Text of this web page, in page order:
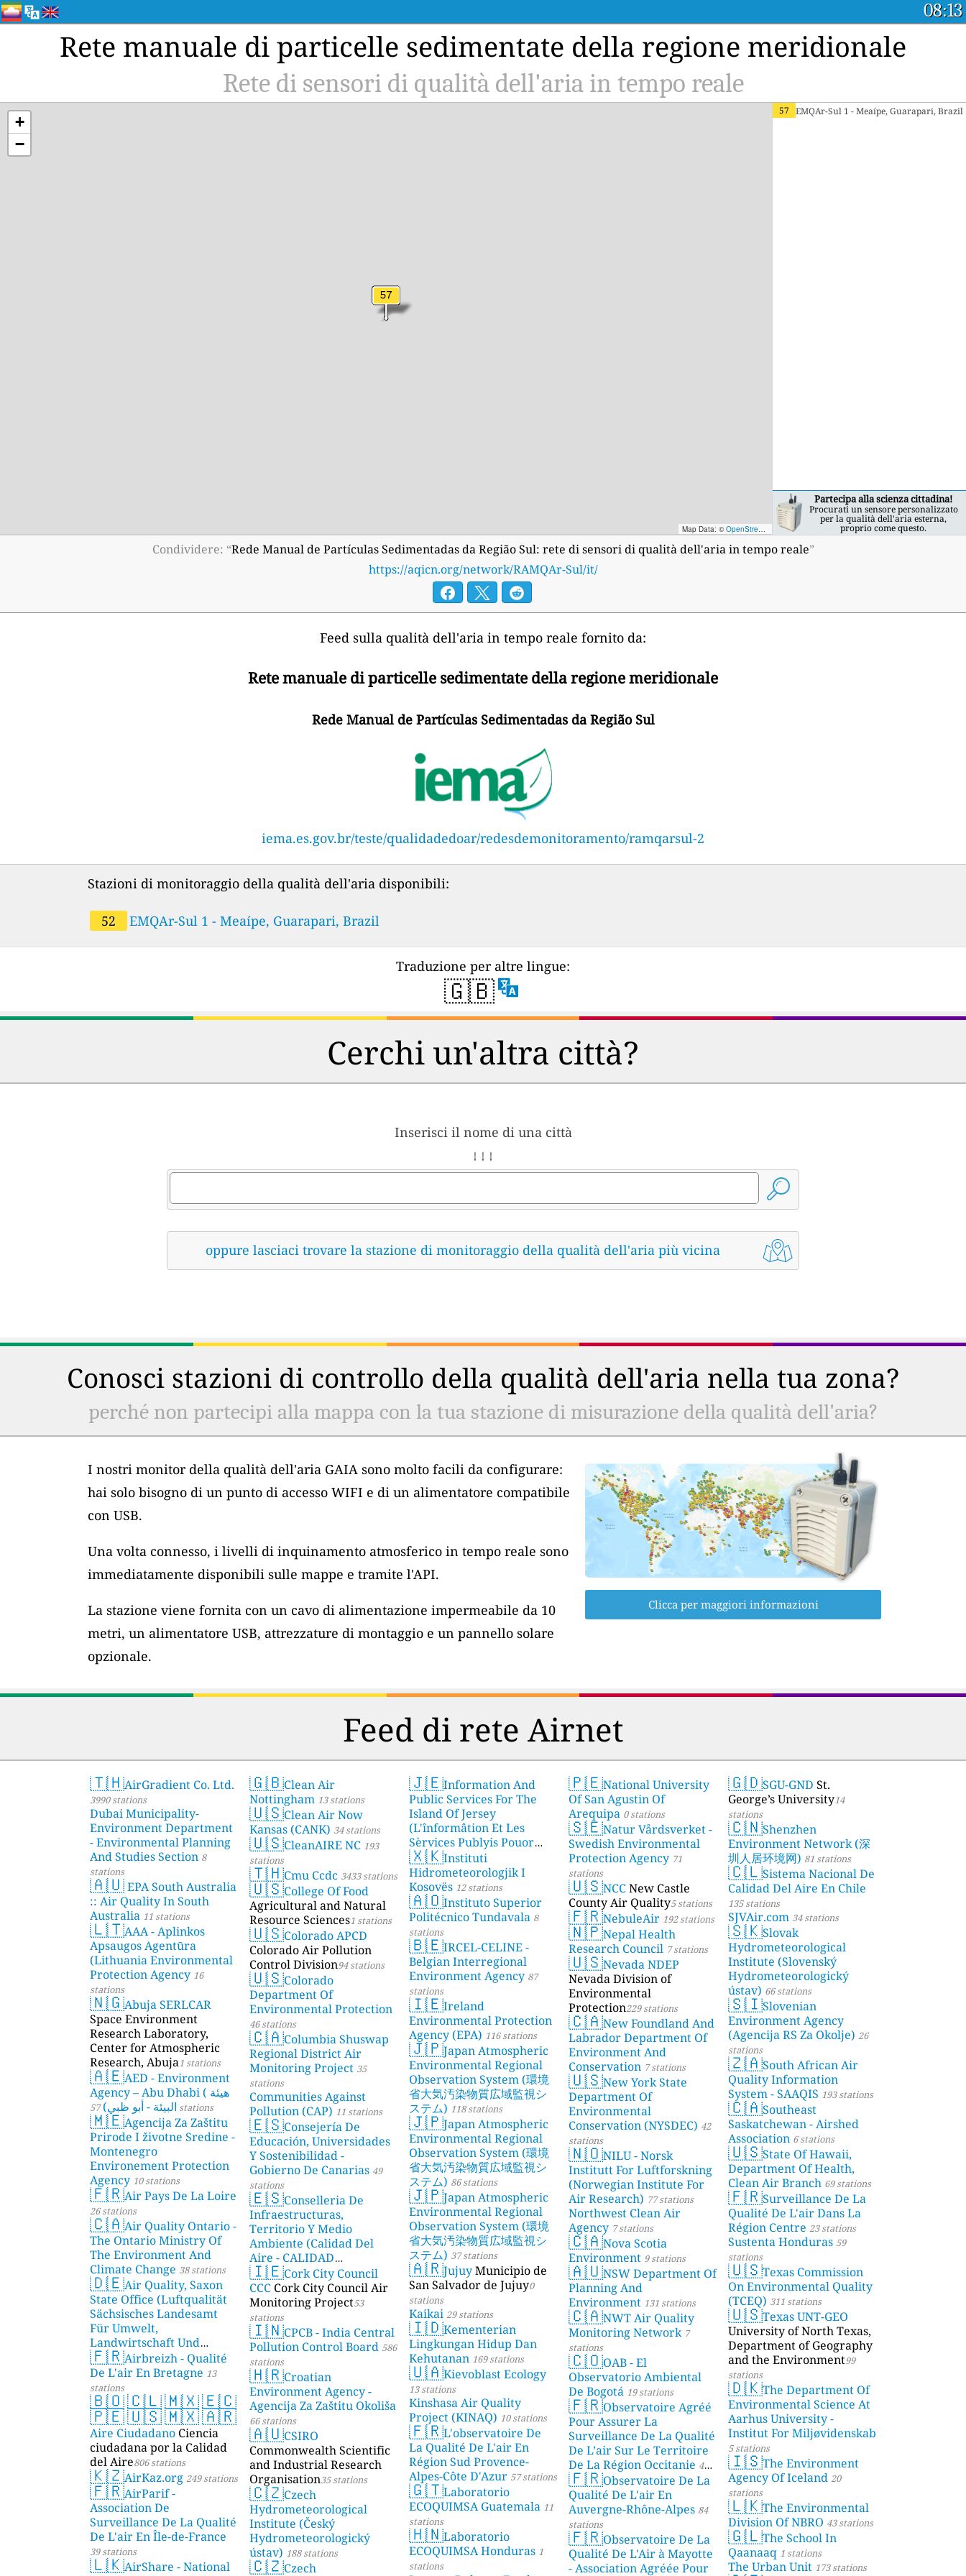
08:13
Rete manuale di particelle sedimentate della regione meridionale
Rete di sensori di qualità dell'aria in tempo reale
+
−
Map Data: © OpenStreetMap contributors ; Map render © Tracestrack
57 EMQAr-Sul 1 - Meaípe, Guarapari, Brazil
Partecipa alla scienza cittadina!
Procurati un sensore personalizzato
per la qualità dell'aria esterna,
proprio come questo.
Condividere: “Rede Manual de Partículas Sedimentadas da Região Sul: rete di sensori di qualità dell'aria in tempo reale”
https://aqicn.org/network/RAMQAr-Sul/it/
Feed sulla qualità dell'aria in tempo reale fornito da:
Rete manuale di particelle sedimentate della regione meridionale
Rede Manual de Partículas Sedimentadas da Região Sul
iema.es.gov.br/teste/qualidadedoar/redesdemonitoramento/ramqarsul-2
Stazioni di monitoraggio della qualità dell'aria disponibili:
52 EMQAr-Sul 1 - Meaípe, Guarapari, Brazil
Traduzione per altre lingue:
🇬🇧
Cerchi un'altra città?
Inserisci il nome di una città
↓ ↓ ↓
oppure lasciaci trovare la stazione di monitoraggio della qualità dell'aria più vicina
Conosci stazioni di controllo della qualità dell'aria nella tua zona?
perché non partecipi alla mappa con la tua stazione di misurazione della qualità dell'aria?
I nostri monitor della qualità dell'aria GAIA sono molto facili da configurare:
hai solo bisogno di un punto di accesso WIFI e di un alimentatore compatibile
con USB.
Una volta connesso, i livelli di inquinamento atmosferico in tempo reale sono
immediatamente disponibili sulle mappe e tramite l'API.
La stazione viene fornita con un cavo di alimentazione impermeabile da 10
metri, un alimentatore USB, attrezzature di montaggio e un pannello solare
opzionale.
Clicca per maggiori informazioni
Feed di rete Airnet
🇹🇭AirGradient Co. Ltd.
3990 stations
Dubai Municipality-
Environment Department
- Environmental Planning
And Studies Section 8
stations
🇦🇺EPA South Australia
:: Air Quality In South
Australia 11 stations
🇱🇹AAA - Aplinkos
Apsaugos Agentūra
(Lithuania Environmental
Protection Agency 16
stations
🇳🇬Abuja SERLCAR
Space Environment
Research Laboratory,
Center for Atmospheric
Research, Abuja1 stations
🇦🇪AED - Environment
Agency – Abu Dhabi ( هيئة
البيئة - أبو ظبي) 57 stations
🇲🇪Agencija Za Zaštitu
Prirode I životne Sredine -
Montenegro
Environement Protection
Agency 10 stations
🇫🇷Air Pays De La Loire
26 stations
🇨🇦Air Quality Ontario -
The Ontario Ministry Of
The Environment And
Climate Change 38 stations
🇩🇪Air Quality, Saxon
State Office (Luftqualität
Sächsisches Landesamt
Für Umwelt,
Landwirtschaft Und
Geologie) 50 stations
🇫🇷Airbreizh - Qualité
De L'air En Bretagne 13
stations
🇧🇴🇨🇱🇲🇽🇪🇨
🇵🇪🇺🇸🇲🇽🇦🇷
Aire Ciudadano Ciencia
ciudadana por la Calidad
del Aire806 stations
🇰🇿AirKaz.org 249 stations
🇫🇷AirParif -
Association De
Surveillance De La Qualité
De L'air En Île-de-France
39 stations
🇱🇰AirShare - National
🇬🇧Clean Air
Nottingham 13 stations
🇺🇸Clean Air Now
Kansas (CANK) 34 stations
🇺🇸CleanAIRE NC 193
stations
🇹🇭Cmu Ccdc 3433 stations
🇺🇸College Of Food
Agricultural and Natural
Resource Sciences1 stations
🇺🇸Colorado APCD
Colorado Air Pollution
Control Division94 stations
🇺🇸Colorado
Department Of
Environmental Protection
46 stations
🇨🇦Columbia Shuswap
Regional District Air
Monitoring Project 35
stations
Communities Against
Pollution (CAP) 11 stations
🇪🇸Consejería De
Educación, Universidades
Y Sostenibilidad -
Gobierno De Canarias 49
stations
🇪🇸Conselleria De
Infraestructuras,
Territorio Y Medio
Ambiente (Calidad Del
Aire - CALIDAD
AMBIENTAL) 23 stations
🇮🇪Cork City Council
CCC Cork City Council Air
Monitoring Project53
stations
🇮🇳CPCB - India Central
Pollution Control Board 586
stations
🇭🇷Croatian
Environment Agency -
Agencija Za Zaštitu Okoliša
66 stations
🇦🇺CSIRO
Commonwealth Scientific
and Industrial Research
Organisation35 stations
🇨🇿Czech
Hydrometeorological
Institute (Český
Hydrometeorologický
ústav) 188 stations
🇨🇿Czech
🇯🇪Information And
Public Services For The
Island Of Jersey
(L'înformâtion Et Les
Sèrvices Publyis Pouor
I'Île Dé Jèrri) 2 stations
🇽🇰Instituti
Hidrometeorologjik I
Kosovës 12 stations
🇦🇴Instituto Superior
Politécnico Tundavala 8
stations
🇧🇪IRCEL-CELINE -
Belgian Interregional
Environment Agency 87
stations
🇮🇪Ireland
Environmental Protection
Agency (EPA) 116 stations
🇯🇵Japan Atmospheric
Environmental Regional
Observation System (環境
省大気汚染物質広域監視シ
ステム) 118 stations
🇯🇵Japan Atmospheric
Environmental Regional
Observation System (環境
省大気汚染物質広域監視シ
ステム) 86 stations
🇯🇵Japan Atmospheric
Environmental Regional
Observation System (環境
省大気汚染物質広域監視シ
ステム) 37 stations
🇦🇷JujuyMunicipio de
San Salvador de Jujuy0
stations
Kaikai 29 stations
🇮🇩Kementerian
Lingkungan Hidup Dan
Kehutanan 169 stations
🇺🇦Kievoblast Ecology
13 stations
Kinshasa Air Quality
Project (KINAQ) 10 stations
🇫🇷L'observatoire De
La Qualité De L'air En
Région Sud Provence-
Alpes-Côte D'Azur 57 stations
🇬🇹Laboratorio
ECOQUIMSA Guatemala 11
stations
🇭🇳Laboratorio
ECOQUIMSA Honduras 1
stations
🇵🇪National University
Of San Agustin Of
Arequipa 0 stations
🇸🇪Natur Vårdsverket -
Swedish Environmental
Protection Agency 71
stations
🇺🇸NCCNew Castle
County Air Quality5 stations
🇫🇷NebuleAir 192 stations
🇳🇵Nepal Health
Research Council 7 stations
🇺🇸Nevada NDEP
Nevada Division of
Environmental
Protection229 stations
🇨🇦New Foundland And
Labrador Department Of
Environment And
Conservation 7 stations
🇺🇸New York State
Department Of
Environmental
Conservation (NYSDEC) 42
stations
🇳🇴NILU - Norsk
Institutt For Luftforskning
(Norwegian Institute For
Air Research) 77 stations
Northwest Clean Air
Agency 7 stations
🇨🇦Nova Scotia
Environment 9 stations
🇦🇺NSW Department Of
Planning And
Environment 131 stations
🇨🇦NWT Air Quality
Monitoring Network 7
stations
🇨🇴OAB - El
Observatorio Ambiental
De Bogotá 19 stations
🇫🇷Observatoire Agréé
Pour Assurer La
Surveillance De La Qualité
De L’air Sur Le Territoire
De La Région Occitanie 44
stations
🇫🇷Observatoire De La
Qualité De L'air En
Auvergne-Rhône-Alpes 84
stations
🇫🇷Observatoire De La
Qualité De L'Air à Mayotte
- Association Agréée Pour
🇬🇩SGU-GND St.
George’s University14
stations
🇨🇳Shenzhen
Environment Network (深
圳人居环境网) 81 stations
🇨🇱Sistema Nacional De
Calidad Del Aire En Chile
135 stations
SJVAir.com 34 stations
🇸🇰Slovak
Hydrometeorological
Institute (Slovenský
Hydrometeorologický
ústav) 66 stations
🇸🇮Slovenian
Environment Agency
(Agencija RS Za Okolje) 26
stations
🇿🇦South African Air
Quality Information
System - SAAQIS 193 stations
🇨🇦Southeast
Saskatchewan - Airshed
Association 6 stations
🇺🇸State Of Hawaii,
Department Of Health,
Clean Air Branch 69 stations
🇫🇷Surveillance De La
Qualité De L'air Dans La
Région Centre 23 stations
Sustenta Honduras 59
stations
🇺🇸Texas Commission
On Environmental Quality
(TCEQ) 311 stations
🇺🇸Texas UNT-GEO
University of North Texas,
Department of Geography
and the Environment99
stations
🇩🇰The Department Of
Environmental Science At
Aarhus University -
Institut For Miljøvidenskab
5 stations
🇮🇸The Environment
Agency Of Iceland 20
stations
🇱🇰The Environmental
Division Of NBRO 43 stations
🇬🇱The School In
Qaanaaq 1 stations
The Urban Unit 173 stations